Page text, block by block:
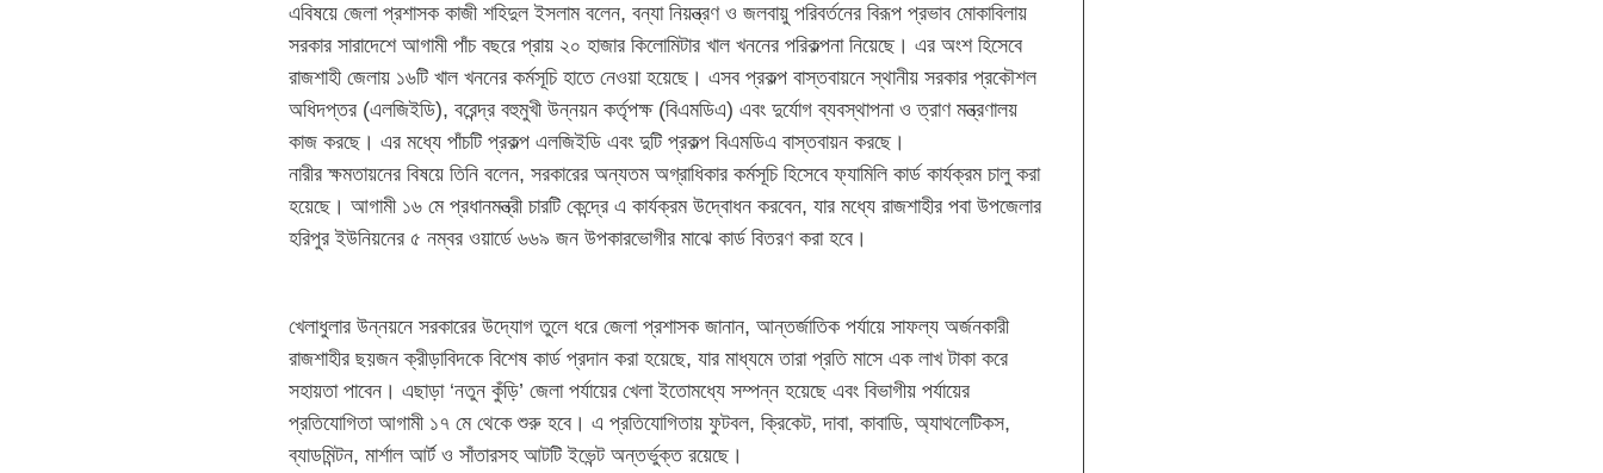
এবিষয়ে জেলা প্রশাসক কাজী শহিদুল ইসলাম বলেন, বন্যা নিয়ন্ত্রণ ও জলবায়ু পরিবর্তনের বিরূপ প্রভাব মোকাবিলায়
সরকার সারাদেশে আগামী পাঁচ বছরে প্রায় ২০ হাজার কিলোমিটার খাল খননের পরিকল্পনা নিয়েছে। এর অংশ হিসেবে
রাজশাহী জেলায় ১৬টি খাল খননের কর্মসূচি হাতে নেওয়া হয়েছে। এসব প্রকল্প বাস্তবায়নে স্থানীয় সরকার প্রকৌশল
অধিদপ্তর (এলজিইডি), বরেন্দ্র বহুমুখী উন্নয়ন কর্তৃপক্ষ (বিএমডিএ) এবং দুর্যোগ ব্যবস্থাপনা ও ত্রাণ মন্ত্রণালয়
কাজ করছে। এর মধ্যে পাঁচটি প্রকল্প এলজিইডি এবং দুটি প্রকল্প বিএমডিএ বাস্তবায়ন করছে।
নারীর ক্ষমতায়নের বিষয়ে তিনি বলেন, সরকারের অন্যতম অগ্রাধিকার কর্মসূচি হিসেবে ফ্যামিলি কার্ড কার্যক্রম চালু করা
হয়েছে। আগামী ১৬ মে প্রধানমন্ত্রী চারটি কেন্দ্রে এ কার্যক্রম উদ্বোধন করবেন, যার মধ্যে রাজশাহীর পবা উপজেলার
হরিপুর ইউনিয়নের ৫ নম্বর ওয়ার্ডে ৬৬৯ জন উপকারভোগীর মাঝে কার্ড বিতরণ করা হবে।
খেলাধুলার উন্নয়নে সরকারের উদ্যোগ তুলে ধরে জেলা প্রশাসক জানান, আন্তর্জাতিক পর্যায়ে সাফল্য অর্জনকারী
রাজশাহীর ছয়জন ক্রীড়াবিদকে বিশেষ কার্ড প্রদান করা হয়েছে, যার মাধ্যমে তারা প্রতি মাসে এক লাখ টাকা করে
সহায়তা পাবেন। এছাড়া ‘নতুন কুঁড়ি’ জেলা পর্যায়ের খেলা ইতোমধ্যে সম্পন্ন হয়েছে এবং বিভাগীয় পর্যায়ের
প্রতিযোগিতা আগামী ১৭ মে থেকে শুরু হবে। এ প্রতিযোগিতায় ফুটবল, ক্রিকেট, দাবা, কাবাডি, অ্যাথলেটিকস,
ব্যাডমিন্টন, মার্শাল আর্ট ও সাঁতারসহ আটটি ইভেন্ট অন্তর্ভুক্ত রয়েছে।